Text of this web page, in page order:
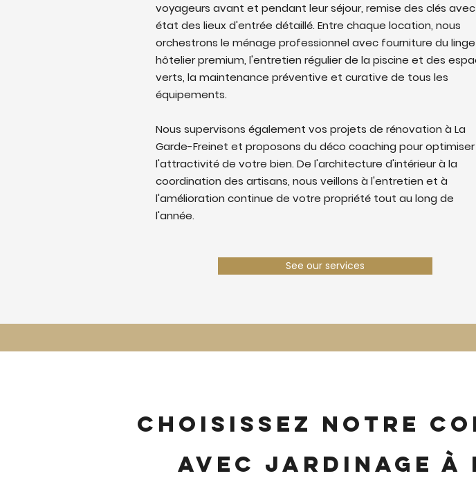
voyageurs avant et pendant leur séjour, remise des clés avec
état des lieux d'entrée détaillé. Entre chaque location, nous
orchestrons le ménage professionnel avec fourniture du linge
hôtelier premium, l'entretien régulier de la piscine et des
verts, la maintenance préventive et curative de tous les
équipements.
Nous supervisons également vos projets de rénovation à La
Garde-Freinet et proposons du déco coaching pour optimiser
l'attractivité de votre bien. De l'architecture d'intérieur à la
coordination des artisans, nous veillons à l'entretien et à
l'amélioration continue de votre propriété tout au long de
l'année.
See our services
Choisissez notre
avec jardinage à